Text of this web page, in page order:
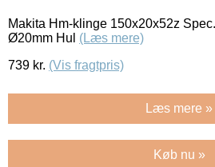
Makita Hm-klinge 150x20x52z
Ø20mm Hul (Læs mere)
739 kr. (Vis fragtpris)
Læs mere »
Køb nu »